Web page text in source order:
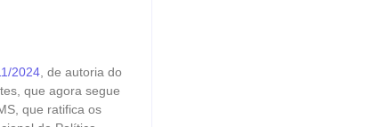
2024 , de autoria do
que agora segue
que ratifica os